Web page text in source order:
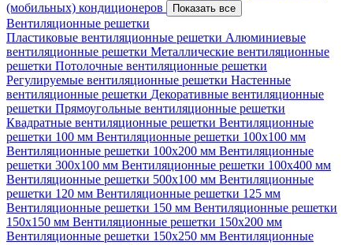
(мобильных) кондиционеров
Показать все
Вентиляционные решетки
Пластиковые вентиляционные решетки Алюминиевые
вентиляционные решетки Металлические вентиляционные
решетки Потолочные вентиляционные решетки
Регулируемые вентиляционные решетки Настенные
вентиляционные решетки Декоративные вентиляционные
решетки Прямоугольные вентиляционные решетки
Квадратные вентиляционные решетки Вентиляционные
решетки 100 мм Вентиляционные решетки 100х100 мм
Вентиляционные решетки 100х200 мм Вентиляционные
решетки 300х100 мм Вентиляционные решетки 100х400 мм
Вентиляционные решетки 500х100 мм Вентиляционные
решетки 120 мм Вентиляционные решетки 125 мм
Вентиляционные решетки 150 мм Вентиляционные решетки
150х150 мм Вентиляционные решетки 150х200 мм
Вентиляционные решетки 150х250 мм Вентиляционные